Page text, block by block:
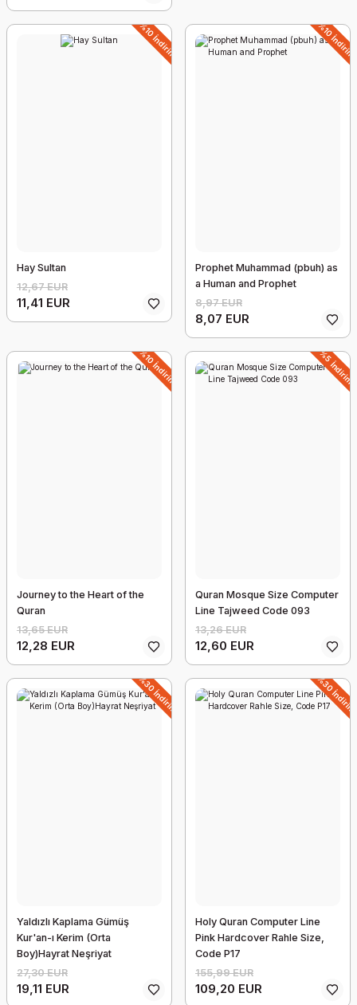
Holy Quran Computer Line Pink Cover Medium Size, Code 157
280,79 EUR
224,63 EUR
%30 İndirim
%10 İndirim
Hay Sultan
12,67 EUR
11,41 EUR
%10 İndirim
Prophet Muhammad (pbuh) as
a Human and Prophet
8,97 EUR
8,07 EUR
%10 İndirim
Journey to the Heart of the
Quran
13,65 EUR
12,28 EUR
%5 İndirim
Quran Mosque Size Computer
Line Tajweed Code 093
13,26 EUR
12,60 EUR
%30 İndirim
Yaldızlı Kaplama Gümüş
Kur'an-ı Kerim (Orta
Boy)Hayrat Neşriyat
27,30 EUR
19,11 EUR
%30 İndirim
Holy Quran Computer Line
Pink Hardcover Rahle Size,
Code P17
155,99 EUR
109,20 EUR